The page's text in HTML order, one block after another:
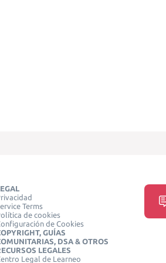
Terms
de cookies
de Cookies
GUÍAS
DSA & OTROS
LEGALES
Legal de Learneo